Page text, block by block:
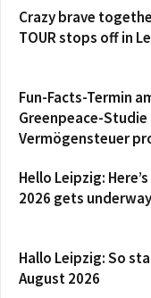
Crazy brave
TOUR stops off in
Fun-Facts-Termin
Greenpeace-
Vermögensteuer
Hello Leipzig:
2026 gets underway
Hallo Leipzig: So
August 2026